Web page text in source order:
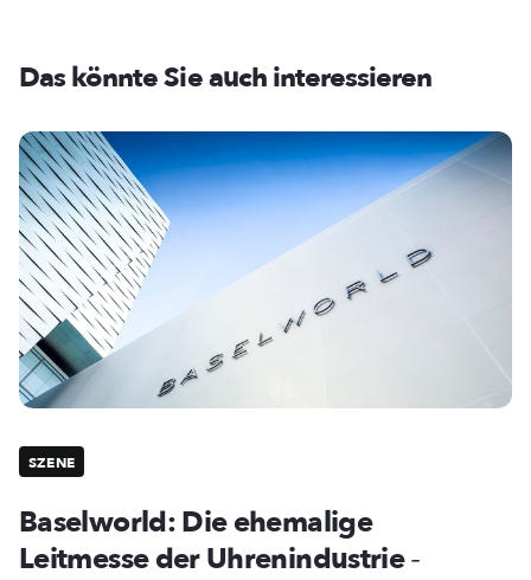
Das könnte Sie auch interessieren
SZENE
Baselworld: Die ehemalige
Leitmesse der Uhrenindustrie -